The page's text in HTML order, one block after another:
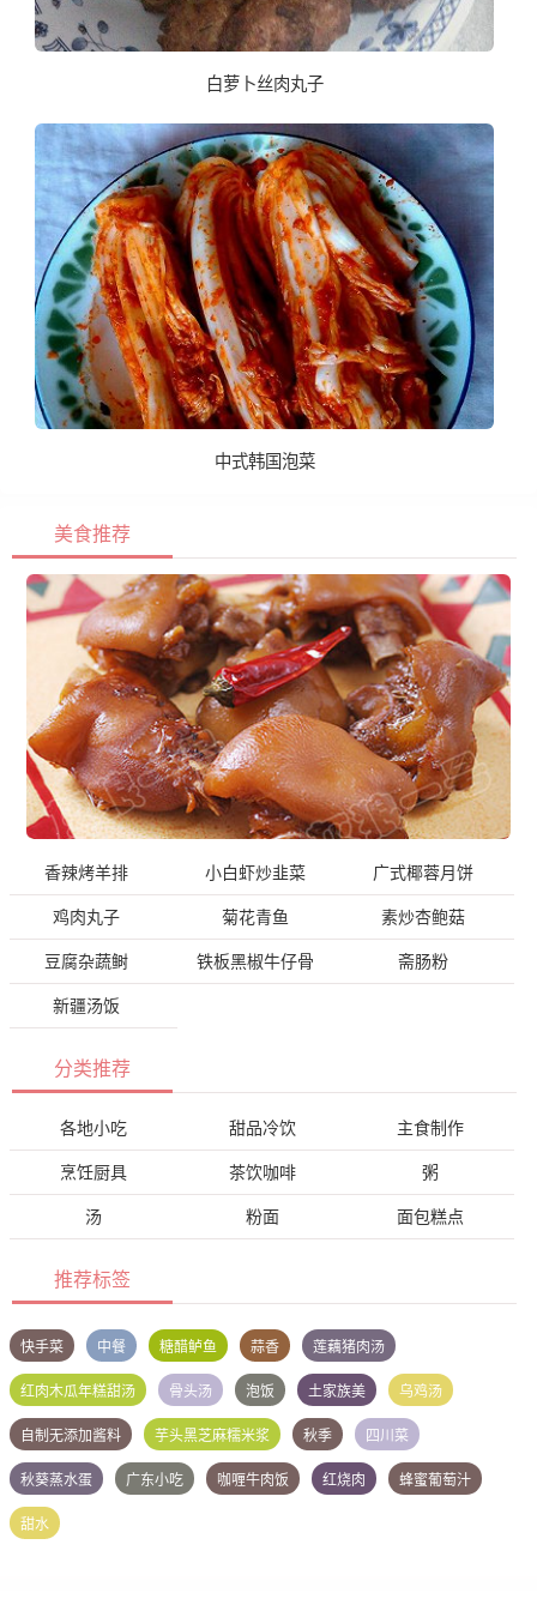
白萝卜丝肉丸子
中式韩国泡菜
美食推荐
香辣烤羊排 小白虾炒韭菜 广式椰蓉月饼
鸡肉丸子 菊花青鱼 素炒杏鲍菇
豆腐杂蔬鲥 铁板黑椒牛仔骨 斋肠粉
新疆汤饭
分类推荐
各地小吃 甜品冷饮 主食制作
烹饪厨具 茶饮咖啡 粥
汤 粉面 面包糕点
推荐标签
快手菜 中餐 糖醋鲈鱼 蒜香 莲藕猪肉汤
红肉木瓜年糕甜汤 骨头汤 泡饭 土家族美 乌鸡汤
自制无添加酱料 芋头黑芝麻糯米浆 秋季 四川菜
秋葵蒸水蛋 广东小吃 咖喱牛肉饭 红烧肉 蜂蜜葡萄汁
甜水